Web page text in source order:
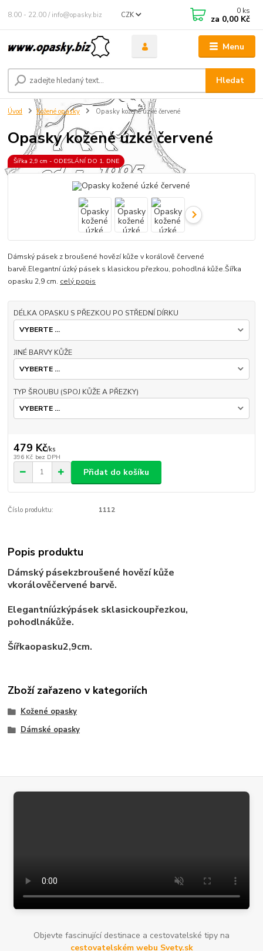
Menu
CZK
Hledat
8.00 - 22.00 / info@opasky.biz 0 ks
za 0,00 Kč
Úvod Kožené opasky Opasky kožené úzké červené
Opasky kožené úzké červené
Šířka 2,9 cm - ODESLÁNÍ DO 1. DNE
Dámský pásek z broušené hovězí kůže v korálově červené
barvě.Elegantní úzký pásek s klasickou přezkou, pohodlná kůže.Šířka
opasku 2,9 cm. celý popis
DÉLKA OPASKU S PŘEZKOU PO STŘEDNÍ DÍRKU
JINÉ BARVY KŮŽE
TYP ŠROUBU (SPOJ KŮŽE A PŘEZKY)
479 Kč/ks
396 Kč bez DPH
Přidat do košíku
Číslo produktu: 1112
Popis produktu
Dámský pásekzbroušené hovězí kůže
vkorálověčervené barvě.
Elegantníúzkýpásek sklasickoupřezkou,
pohodlnákůže.
Šířkaopasku2,9cm.
Zboží zařazeno v kategoriích
Kožené opasky
Dámské opasky
Objevte fascinující destinace a cestovatelské tipy na
cestovatelském webu Svety.sk